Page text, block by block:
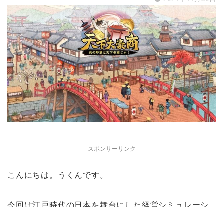
スポンサーリンク
こんにちは。うくんです。